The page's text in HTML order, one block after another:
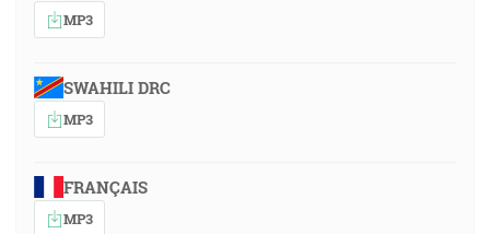
MP3
SWAHILI DRC
MP3
FRANÇAIS
MP3